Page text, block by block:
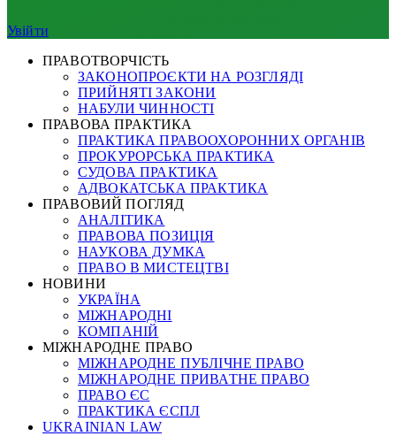
Увійти
ПРАВОТВОРЧІСТЬ
ЗАКОНОПРОЄКТИ НА РОЗГЛЯДІ
ПРИЙНЯТІ ЗАКОНИ
НАБУЛИ ЧИННОСТІ
ПРАВОВА ПРАКТИКА
ПРАКТИКА ПРАВООХОРОННИХ ОРГАНІВ
ПРОКУРОРСЬКА ПРАКТИКА
СУДОВА ПРАКТИКА
АДВОКАТСЬКА ПРАКТИКА
ПРАВОВИЙ ПОГЛЯД
АНАЛІТИКА
ПРАВОВА ПОЗИЦІЯ
НАУКОВА ДУМКА
ПРАВО В МИСТЕЦТВІ
НОВИНИ
УКРАЇНА
МІЖНАРОДНІ
КОМПАНІЙ
МІЖНАРОДНЕ ПРАВО
МІЖНАРОДНЕ ПУБЛІЧНЕ ПРАВО
МІЖНАРОДНЕ ПРИВАТНЕ ПРАВО
ПРАВО ЄС
ПРАКТИКА ЄСПЛ
UKRAINIAN LAW